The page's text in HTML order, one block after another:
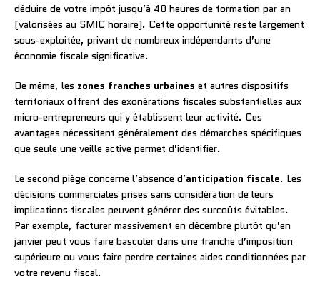
déduire de votre impôt jusqu’à 40 heures de formation par an
(valorisées au SMIC horaire). Cette opportunité reste largement
sous-exploitée, privant de nombreux indépendants d’une
économie fiscale significative.
De même, les zones franches urbaines et autres dispositifs
territoriaux offrent des exonérations fiscales substantielles aux
micro-entrepreneurs qui y établissent leur activité. Ces
avantages nécessitent généralement des démarches spécifiques
que seule une veille active permet d’identifier.
Le second piège concerne l’absence d’anticipation fiscale. Les
décisions commerciales prises sans considération de leurs
implications fiscales peuvent générer des surcoûts évitables.
Par exemple, facturer massivement en décembre plutôt qu’en
janvier peut vous faire basculer dans une tranche d’imposition
supérieure ou vous faire perdre certaines aides conditionnées par
votre revenu fiscal.